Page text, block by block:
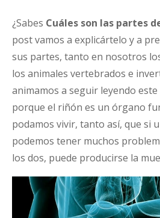
¿Sabes Cuáles son las partes
post vamos a explicártelo y a
sus partes, tanto en nosotros
los animales vertebrados e
animamos a seguir leyendo
porque el riñón es un órgano
podamos vivir, tanto así, que si
podemos tener muchos
los dos, puede producirse la